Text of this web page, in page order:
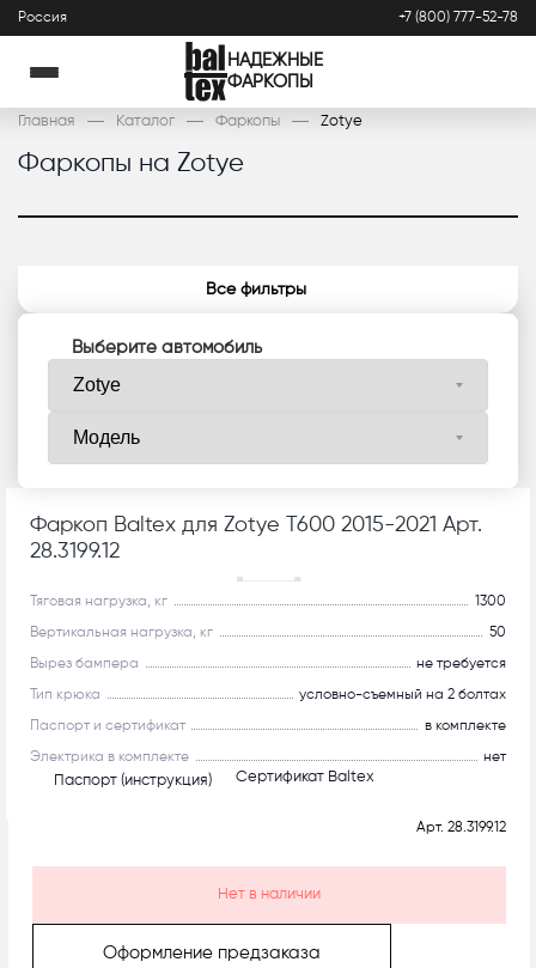
Россия +7 (800) 777-52-78
НАДЕЖНЫЕ
ФАРКОПЫ
Главная Каталог Фаркопы Zotye
Фаркопы на Zotye
Все фильтры
Выберите автомобиль
Фаркоп Baltex для Zotye T600 2015-2021 Арт.
28.3199.12
Рекомендуем
Тяговая нагрузка, кг 1300
Вертикальная нагрузка, кг 50
Вырез бампера не требуется
Тип крюка условно-съемный на 2 болтах
Паспорт и сертификат в комплекте
Электрика в комплекте нет
Паспорт (инструкция) Сертификат Baltex
Арт. 28.3199.12
Нет в наличии
Оформление предзаказа